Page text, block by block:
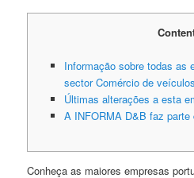
Informação sobre todas as
sector Comércio de
Últimas alterações a esta
A INFORMA D&B faz parte
Conheça as maiores empresas